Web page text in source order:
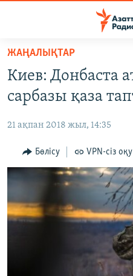
Skip
main
content
to
Navigation
Skip
Search
САЯСАТ
AZATTYQTV
ҚАҢТАР ОҚИҒАСЫ
АДАМ ҚҰҚЫҚТАРЫ
ӘЛЕУМЕТ
АРНАЙЫ ЖОБАЛАР
ЖАҢАЛЫҚТАР
Киев: Донбаста
сарбазы қаза
21 ақпан 2018 жыл, 14:35
Бөлісу VPN-сіз оқу